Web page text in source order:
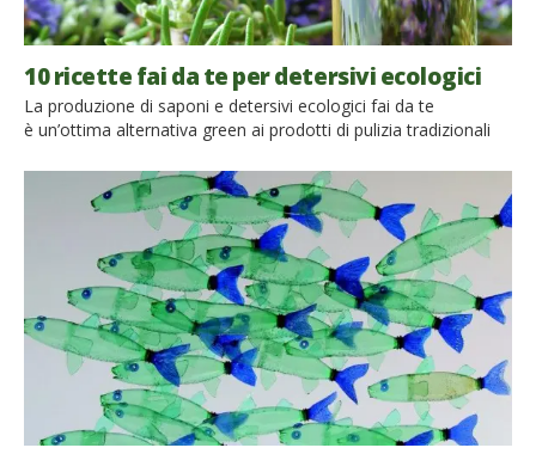
10 ricette fai da te per detersivi ecologici
La produzione di saponi e detersivi ecologici fai da te
è un’ottima alternativa green ai prodotti di pulizia tradizionali
è solo quello di rispettare l’ambiente, di evitare il contatto con
sostanze nocive e ridurre la produzione di rifiuti, ma anche
quello di risparmiare. Inoltre, c’è una sorta di ritorno alle […]